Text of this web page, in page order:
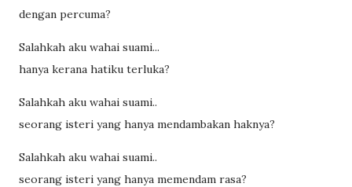
dengan percuma?
Salahkah aku wahai suami...
hanya kerana hatiku terluka?
Salahkah aku wahai suami..
seorang isteri yang hanya mendambakan haknya?
Salahkah aku wahai suami..
seorang isteri yang hanya memendam rasa?